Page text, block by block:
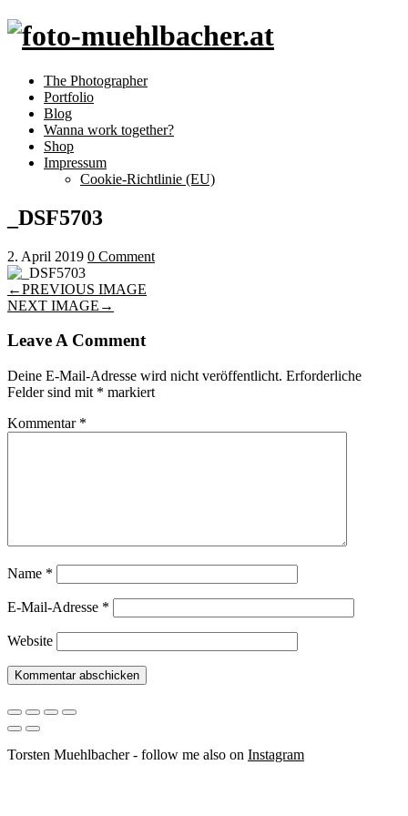
The Photographer
Portfolio
Blog
Wanna work together?
Shop
Impressum
Cookie-Richtlinie (EU)
_DSF5703
2. April 2019 0 Comment
←PREVIOUS IMAGE
NEXT IMAGE →
Leave A Comment
Deine E-Mail-Adresse wird nicht veröffentlicht. Erforderliche
Felder sind mit * markiert
Kommentar *
Name *
E-Mail-Adresse *
Website
Torsten Muehlbacher - follow me also on Instagram